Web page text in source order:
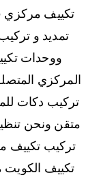
تكييف مركزي
تمديد و
ووحدات
المركزي
تركيب دكات
متقن ونحن
تركيب تكييف
تكييف